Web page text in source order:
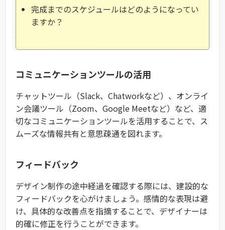
インタラクション ユーザーの操作に対する反応（例
完成までのスケジュールはどのようになってい
ますか？
コミュニケーションツールの活用
チャットツール（Slack、Chatworkなど）、オンライ
ン会議ツール（Zoom、Google Meetなど）など、適
切なコミュニケーションツールを活用することで、ス
ムーズな情報共有と意思疎通を図れます。
フィードバック
デザイン制作の途中経過を確認する際には、建設的な
フィードバックを心がけましょう。感情的な表現は避
け、具体的な改善点を指摘することで、デザイナーは
的確に修正を行うことができます。